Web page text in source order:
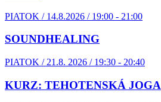
PIATOK / 14.8.2026 / 19:00 - 21:00
SOUNDHEALING
PIATOK / 21.8. 2026 / 19:30 - 20:40
KURZ: TEHOTENSKÁ JOGA